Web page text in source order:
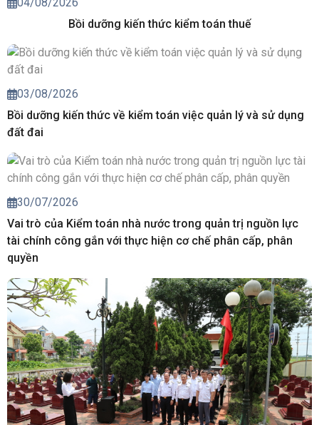
Bồi dưỡng kiến thức kiểm toán thuế
03/08/2026
Bồi dưỡng kiến thức về kiểm toán việc quản lý và sử dụng
đất đai
30/07/2026
Vai trò của Kiểm toán nhà nước trong quản trị nguồn lực
tài chính công gắn với thực hiện cơ chế phân cấp, phân
quyền